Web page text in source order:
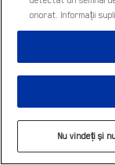
.
făcând click pe link-
onorat. Informații
Nu vindeți și